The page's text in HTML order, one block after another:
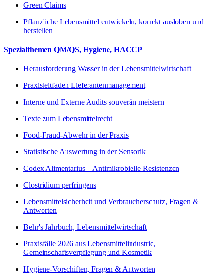
Green Claims
Pflanzliche Lebensmittel entwickeln, korrekt ausloben und
herstellen
Spezialthemen QM/QS, Hygiene, HACCP
Herausforderung Wasser in der Lebensmittelwirtschaft
Praxisleitfaden Lieferantenmanagement
Interne und Externe Audits souverän meistern
Texte zum Lebensmittelrecht
Food-Fraud-Abwehr in der Praxis
Statistische Auswertung in der Sensorik
Codex Alimentarius – Antimikrobielle Resistenzen
Clostridium perfringens
Lebensmittelsicherheit und Verbraucherschutz, Fragen &
Antworten
Behr's Jahrbuch, Lebensmittelwirtschaft
Praxisfälle 2026 aus Lebensmittelindustrie,
Gemeinschaftsverpflegung und Kosmetik
Hygiene-Vorschiften, Fragen & Antworten